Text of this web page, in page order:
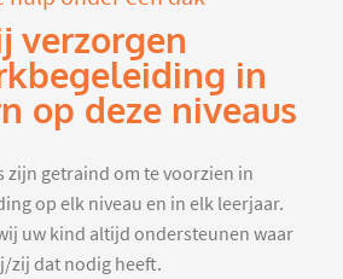
verzorgen
in
op deze niveaus
zijn getraind om te voorzien in
op elk niveau en in elk leerjaar.
uw kind altijd ondersteunen waar
zij dat nodig heeft.